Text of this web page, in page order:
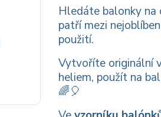
Hledáte balonky na
patří mezi
použití.
Vytvoříte originální
heliem, použít na
🌈🎈